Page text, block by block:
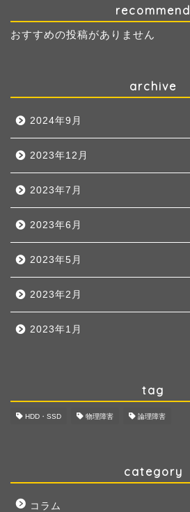
recommend
おすすめの投稿がありません
archive
2024年9月
2023年12月
2023年7月
2023年6月
2023年5月
2023年2月
2023年1月
tag
HDD・SSD 物理障害 論理障害
category
コラム